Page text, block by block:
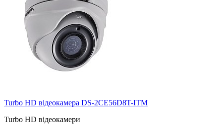
Turbo HD відеокамера DS-2CE56D8T-ITM
Turbo HD відеокамери